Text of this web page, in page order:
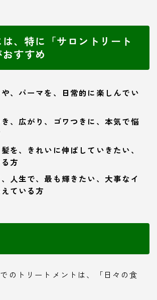
、特に「サロントリート
すすめ
、パーマを、日常的に楽しんでい
、広がり、ゴワつきに、本気で悩
を、きれいに伸ばしていきたい、
方
人生で、最も輝きたい、大事なイ
ている方
のトリートメントは、「日々の食